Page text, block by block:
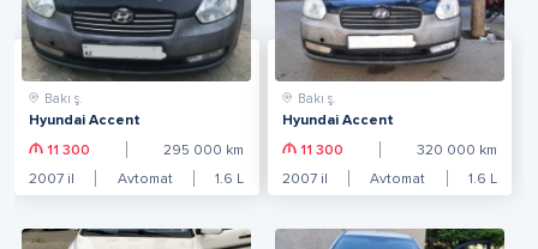
Bakı ş.
Hyundai Accent
11 300 295 000 km
2007 il Avtomat 1.6 L
Bakı ş.
Hyundai Accent
11 300 320 000 km
2007il Avtomat 1.6 L